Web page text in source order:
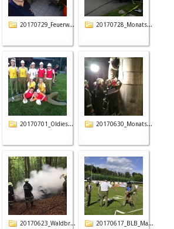
20170729_Feuerw... 20170728_Monats...
20170701_Oldies... 20170630_Monats...
20170623_Waldbr... 20170617_BLB_Ma...